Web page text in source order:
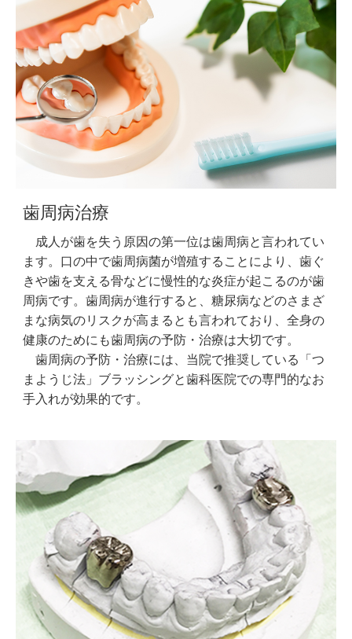
歯周病治療
成人が歯を失う原因の第一位は歯周病と言われてい
ます。口の中で歯周病菌が増殖することにより、歯ぐ
きや歯を支える骨などに慢性的な炎症が起こるのが歯
周病です。歯周病が進行すると、糖尿病などのさまざ
まな病気のリスクが高まるとも言われており、全身の
健康のためにも歯周病の予防・治療は大切です。
歯周病の予防・治療には、当院で推奨している「つ
まようじ法」ブラッシングと歯科医院での専門的なお
手入れが効果的です。